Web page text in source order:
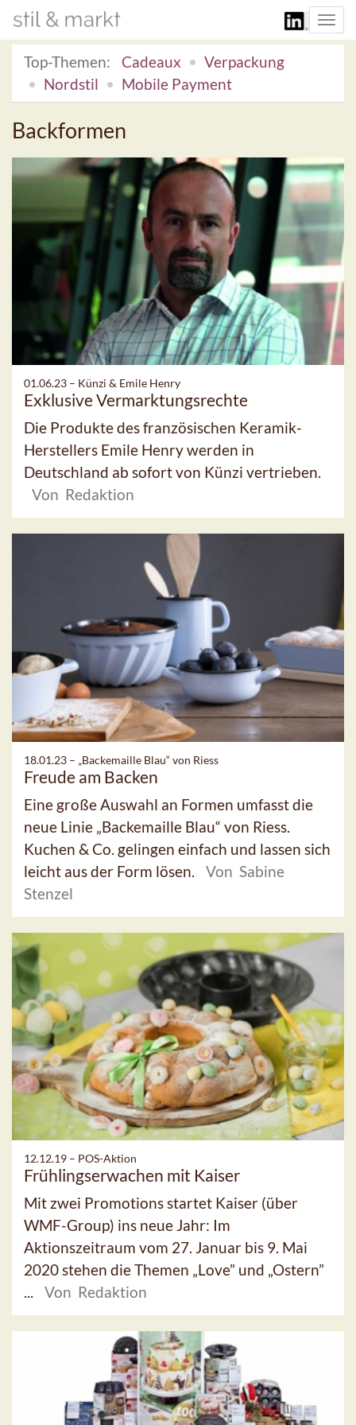
Top-Themen:
Cadeaux
Verpackung
Nordstil
Mobile Payment
Backformen
01.06.23 – Künzi & Emile Henry
Exklusive Vermarktungsrechte
Die Produkte des französischen Keramik-
Herstellers Emile Henry werden in
Deutschland ab sofort von Künzi vertrieben.
Von Redaktion
18.01.23 – „Backemaille Blau“ von Riess
Freude am Backen
Eine große Auswahl an Formen umfasst die
neue Linie „Backemaille Blau“ von Riess.
Kuchen & Co. gelingen einfach und lassen sich
leicht aus der Form lösen.
Von Sabine
Stenzel
12.12.19 – POS-Aktion
Frühlingserwachen mit Kaiser
Mit zwei Promotions startet Kaiser (über
WMF-Group) ins neue Jahr: Im
Aktionszeitraum vom 27. Januar bis 9. Mai
2020 stehen die Themen „Love” und „Ostern”
...
Von Redaktion